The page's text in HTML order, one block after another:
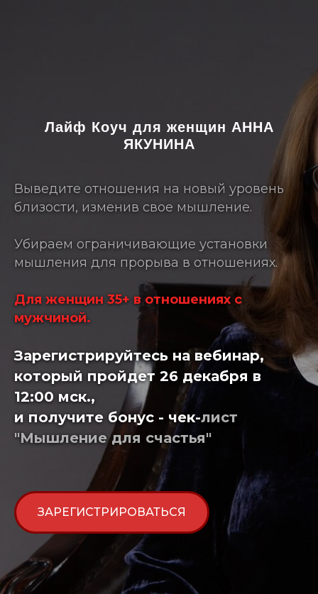
Лайф Коуч для женщин АННА
ЯКУНИНА
Выведите отношения на новый уровень
близости, изменив свое мышление.
Убираем ограничивающие установки
мышления для прорыва в отношениях.
Для женщин 35+ в отношениях с
мужчиной.
Зарегистрируйтесь на вебинар,
который пройдет 26 декабря в
12:00 мск.,
и получите бонус - чек-лист
"Мышление для счастья"
ЗАРЕГИСТРИРОВАТЬСЯ